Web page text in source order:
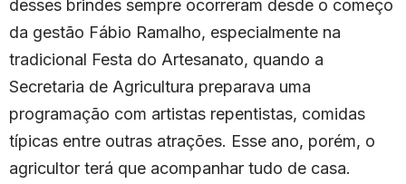
desses brindes sempre ocorreram desde o começo
da gestão Fábio Ramalho, especialmente na
tradicional Festa do Artesanato, quando a
Secretaria de Agricultura preparava uma
programação com artistas repentistas, comidas
típicas entre outras atrações. Esse ano, porém, o
agricultor terá que acompanhar tudo de casa.